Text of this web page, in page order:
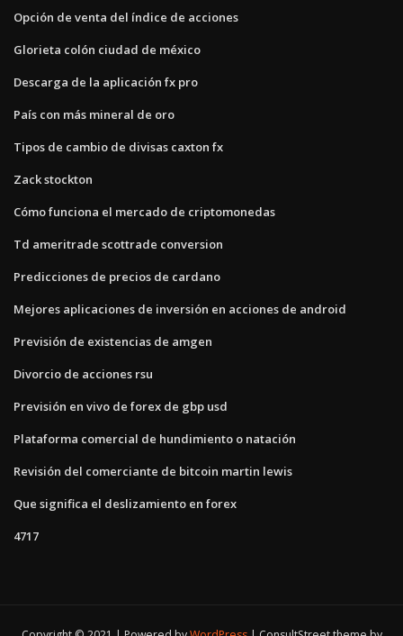
Opción de venta del índice de acciones
Glorieta colón ciudad de méxico
Descarga de la aplicación fx pro
País con más mineral de oro
Tipos de cambio de divisas caxton fx
Zack stockton
Cómo funciona el mercado de criptomonedas
Td ameritrade scottrade conversion
Predicciones de precios de cardano
Mejores aplicaciones de inversión en acciones de android
Previsión de existencias de amgen
Divorcio de acciones rsu
Previsión en vivo de forex de gbp usd
Plataforma comercial de hundimiento o natación
Revisión del comerciante de bitcoin martin lewis
Que significa el deslizamiento en forex
4717